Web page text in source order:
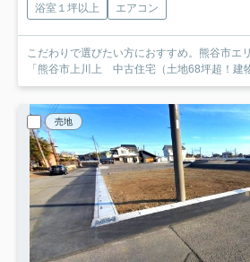
浴室１坪以上
エアコン
こだわりで選びたい方におすすめ。熊谷市エ
「熊谷市上川上 中古住宅（土地68坪超！建
売地